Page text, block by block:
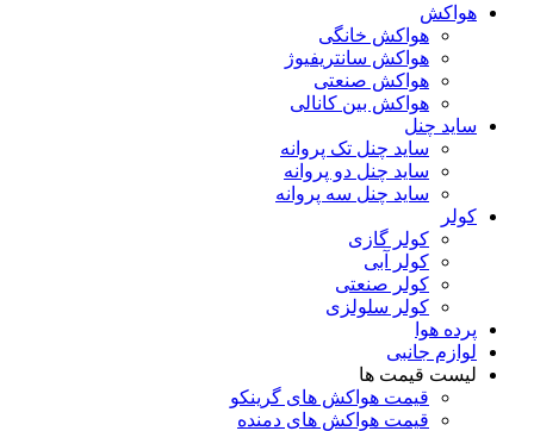
هواکش
هواکش خانگی
هواکش سانتریفیوژ
هواکش صنعتی
هواکش بین کانالی
ساید چنل
ساید چنل تک پروانه
ساید چنل دو پروانه
ساید چنل سه پروانه
کولر
کولر گازی
کولر آبی
کولر صنعتی
کولر سلولزی
پرده هوا
لوازم جانبی
لیست قیمت ها
قیمت هواکش های گرینکو
قیمت هواکش های دمنده